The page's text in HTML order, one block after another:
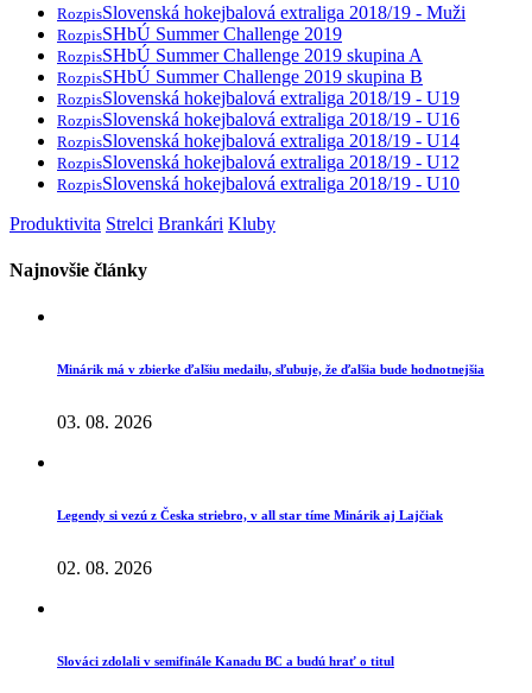
RozpisSlovenská hokejbalová extraliga 2018/19 - Muži
RozpisSHbÚ Summer Challenge 2019
RozpisSHbÚ Summer Challenge 2019 skupina A
RozpisSHbÚ Summer Challenge 2019 skupina B
RozpisSlovenská hokejbalová extraliga 2018/19 - U19
RozpisSlovenská hokejbalová extraliga 2018/19 - U16
RozpisSlovenská hokejbalová extraliga 2018/19 - U14
RozpisSlovenská hokejbalová extraliga 2018/19 - U12
RozpisSlovenská hokejbalová extraliga 2018/19 - U10
Produktivita Strelci Brankári Kluby
Najnovšie články
Minárik má v zbierke ďalšiu medailu, sľubuje, že ďalšia bude hodnotnejšia
03. 08. 2026
Legendy si vezú z Česka striebro, v all star tíme Minárik aj Lajčiak
02. 08. 2026
Slováci zdolali v semifinále Kanadu BC a budú hrať o titul